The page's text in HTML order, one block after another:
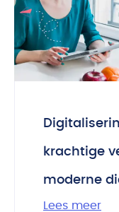
krachtige
moderne
Lees meer